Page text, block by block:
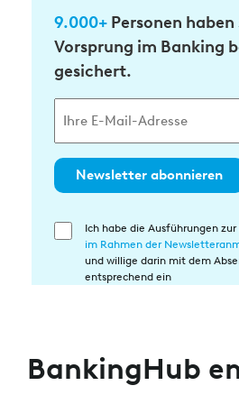
9.000+ Personen haben
Vorsprung im Banking
gesichert.
Newsletter abonnieren
Einwilligung
Ich habe die Ausführungen zur
im Rahmen der
und willige darin mit dem
entsprechend ein
BankingHub